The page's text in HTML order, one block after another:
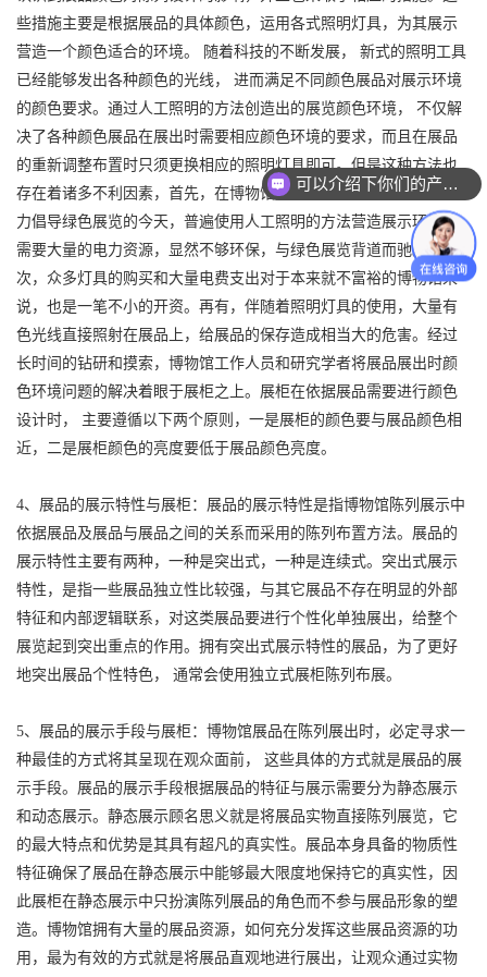
些措施主要是根据展品的具体颜色，运用各式照明灯具，为其展示
营造一个颜色适合的环境。 随着科技的不断发展， 新式的照明工具
已经能够发出各种颜色的光线， 进而满足不同颜色展品对展示环境
的颜色要求。通过人工照明的方法创造出的展览颜色环境， 不仅解
决了各种颜色展品在展出时需要相应颜色环境的要求，而且在展品
的重新调整布置时只须更换相应的照明灯具即可。但是这种方法也
存在着诸多不利因素，首先，在博物馆大
力倡导绿色展览的今天，普遍使用人工照明的方法营造展示环境，
需要大量的电力资源，显然不够环保，与绿色展览背道而驰。其
次，众多灯具的购买和大量电费支出对于本来就不富裕的博物馆来
说，也是一笔不小的开资。再有，伴随着照明灯具的使用，大量有
色光线直接照射在展品上，给展品的保存造成相当大的危害。经过
长时间的钻研和摸索，博物馆工作人员和研究学者将展品展出时颜
色环境问题的解决着眼于展柜之上。展柜在依据展品需要进行颜色
设计时， 主要遵循以下两个原则，一是展柜的颜色要与展品颜色相
近，二是展柜颜色的亮度要低于展品颜色亮度。
4、展品的展示特性与展柜：展品的展示特性是指博物馆陈列展示中
依据展品及展品与展品之间的关系而采用的陈列布置方法。展品的
展示特性主要有两种，一种是突出式，一种是连续式。突出式展示
特性，是指一些展品独立性比较强，与其它展品不存在明显的外部
特征和内部逻辑联系，对这类展品要进行个性化单独展出，给整个
展览起到突出重点的作用。拥有突出式展示特性的展品，为了更好
地突出展品个性特色， 通常会使用独立式展柜陈列布展。
5、展品的展示手段与展柜：博物馆展品在陈列展出时，必定寻求一
种最佳的方式将其呈现在观众面前， 这些具体的方式就是展品的展
示手段。展品的展示手段根据展品的特征与展示需要分为静态展示
和动态展示。静态展示顾名思义就是将展品实物直接陈列展览，它
的最大特点和优势是其具有超凡的真实性。展品本身具备的物质性
特征确保了展品在静态展示中能够最大限度地保持它的真实性，因
此展柜在静态展示中只扮演陈列展品的角色而不参与展品形象的塑
造。博物馆拥有大量的展品资源，如何充分发挥这些展品资源的功
用，最为有效的方式就是将展品直观地进行展出，让观众通过实物
可以介绍下你们的产品么？